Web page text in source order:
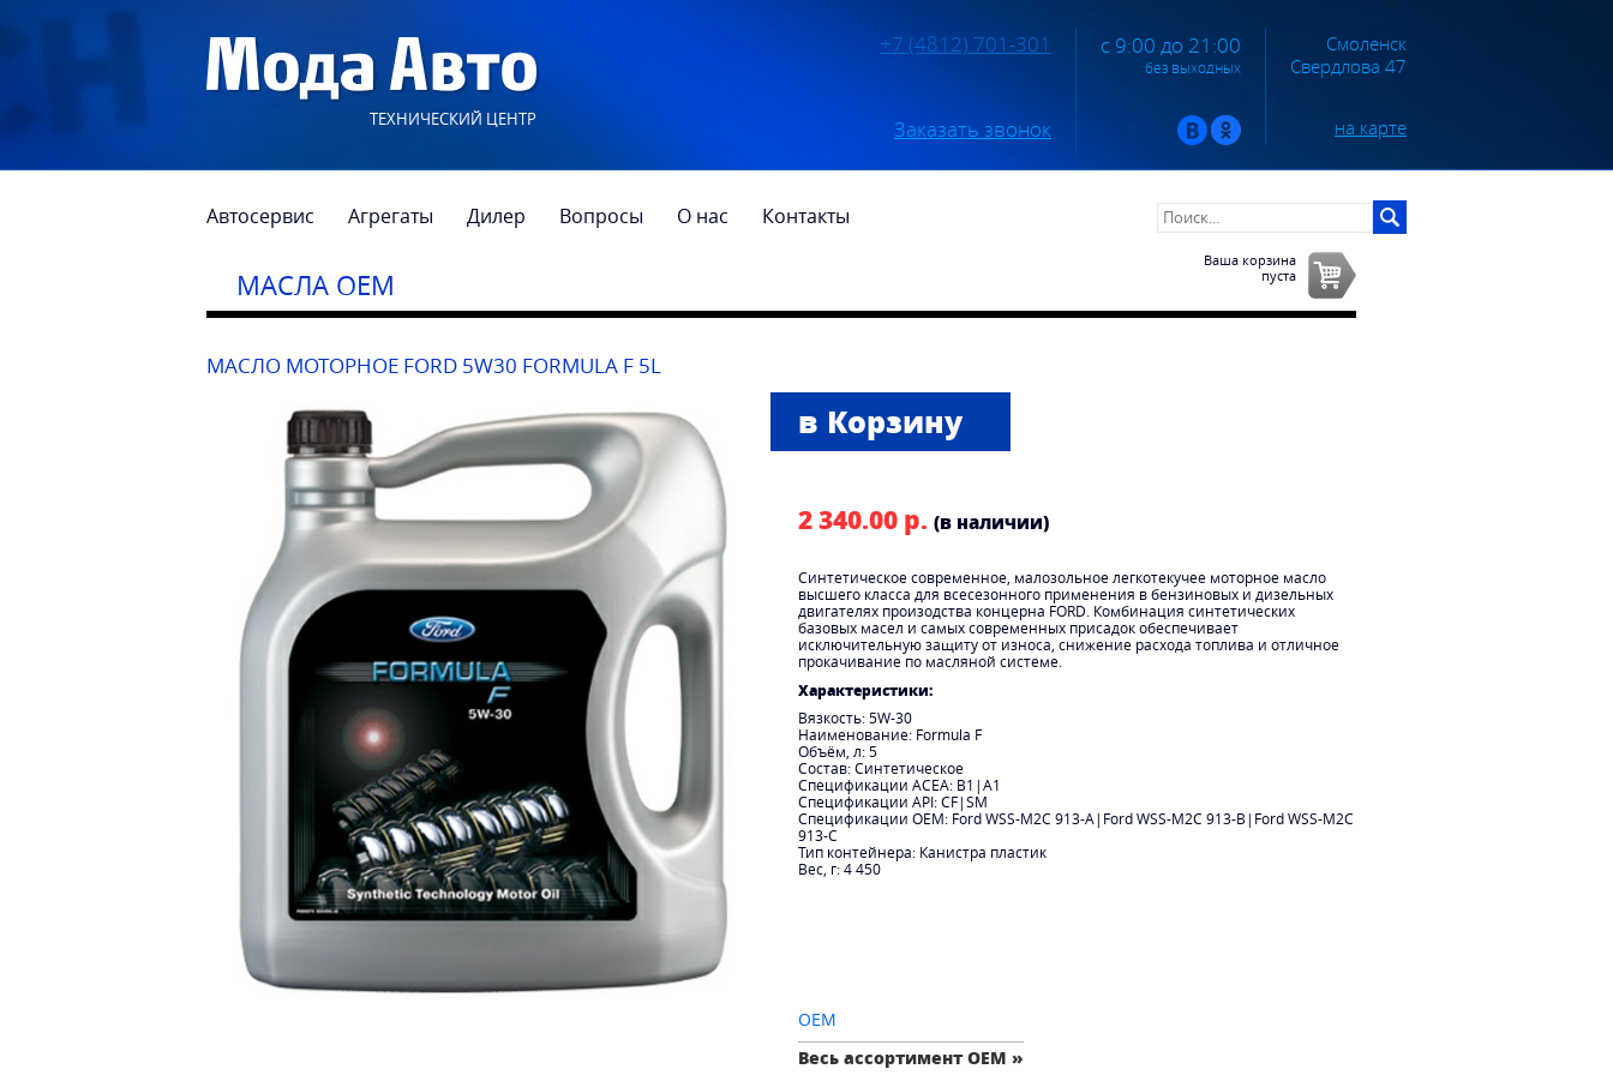
ТЕХНИЧЕСКИЙ ЦЕНТР
+7 (4812) 701-301
Заказать звонок
с 9:00 до 21:00
без выходных
Смоленск
Свердлова 47
на карте
Автосервис Агрегаты Дилер Вопросы О нас Контакты
МАСЛА OEM
Ваша корзина
пуста
МАСЛО МОТОРНОЕ FORD 5W30 FORMULA F 5L
2 340.00 р. (в наличии)
Синтетическое современное, малозольное легкотекучее моторное масло
высшего класса для всесезонного применения в бензиновых и дизельных
двигателях произодства концерна FORD. Комбинация синтетических
базовых масел и самых современных присадок обеспечивает
исключительную защиту от износа, снижение расхода топлива и отличное
прокачивание по масляной системе.
Характеристики:
Вязкость: 5W-30
Наименование: Formula F
Объём, л: 5
Состав: Синтетическое
Спецификации ACEA: B1|A1
Спецификации API: CF|SM
Спецификации OEM: Ford WSS-M2C 913-A|Ford WSS-M2C 913-B|Ford WSS-M2C
913-C
Тип контейнера: Канистра пластик
Вес, г: 4 450
OEM
Весь ассортимент OEM »